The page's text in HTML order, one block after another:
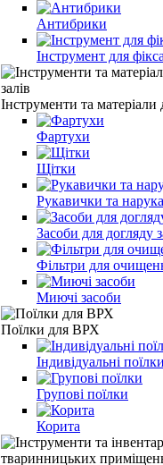
Антибрики
Інструмент для
Інструменти та матеріали
Фартухи
Щітки
Рукавички та
Засоби для догляду
Фільтри для
Миючі засоби
Поїлки для ВРХ
Індивідуальні поїлки
Групові поїлки
Корита